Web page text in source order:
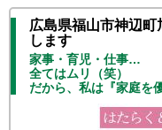
広島県福山市神辺
します
家事・育児・仕事…
全てはムリ（笑）
だから、私は『家庭を